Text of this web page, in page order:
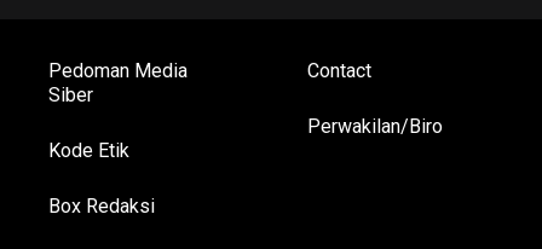
Pedoman Media
Siber
Kode Etik
Box Redaksi
Contact
Perwakilan/Biro